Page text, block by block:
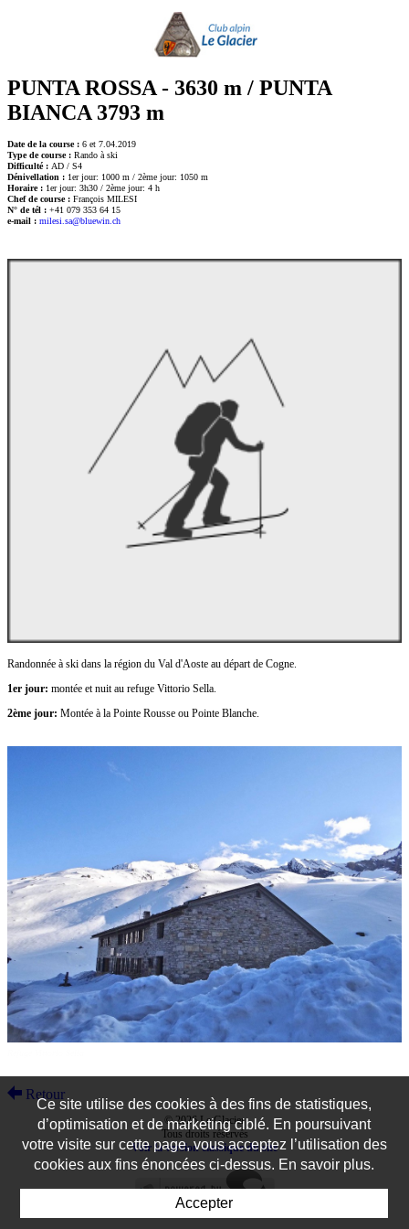
PUNTA ROSSA - 3630 m / PUNTA
BIANCA 3793 m
Date de la course : 6 et 7.04.2019
Type de course : Rando à ski
Difficulté : AD / S4
Dénivellation : 1er jour: 1000 m / 2ème jour: 1050 m
Horaire : 1er jour: 3h30 / 2ème jour: 4 h
Chef de course : François MILESI
N° de tél : +41 079 353 64 15
e-mail : milesi.sa@bluewin.ch
Randonnée à ski dans la région du Val d'Aoste au départ de Cogne.
1er jour: montée et nuit au refuge Vittorio Sella.
2ème jour: Montée à la Pointe Rousse ou Pointe Blanche.
Retour
© 2026 Le Glacier
Tous droits réservés
Voir la version classique du site
Ce site utilise des cookies à des fins de statistiques,
d’optimisation et de marketing ciblé. En poursuivant
votre visite sur cette page, vous acceptez l’utilisation des
cookies aux fins énoncées ci-dessus. En savoir plus.
Accepter